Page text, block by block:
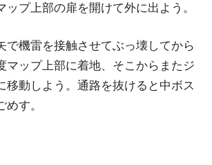
ップ上部の扉を開けて外に出よう。
で機雷を接触させてぶっ壊してから
マップ上部に着地、そこからまたジ
移動しよう。通路を抜けると中ボス
す。